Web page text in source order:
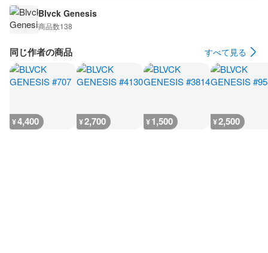
Blvck Genesis
商品数138
同じ作者の商品 すべて見る
¥4,400 ¥2,700 ¥1,500 ¥2,500